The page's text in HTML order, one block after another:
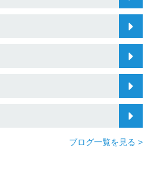
ブログ一覧を見る >